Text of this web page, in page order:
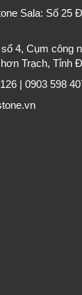
Sala: Số 25
4, Cụm công
Trạch, Tỉnh
| 0903 598